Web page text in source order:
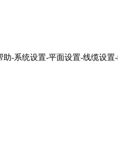
-系统设置-平面设置-线缆设置